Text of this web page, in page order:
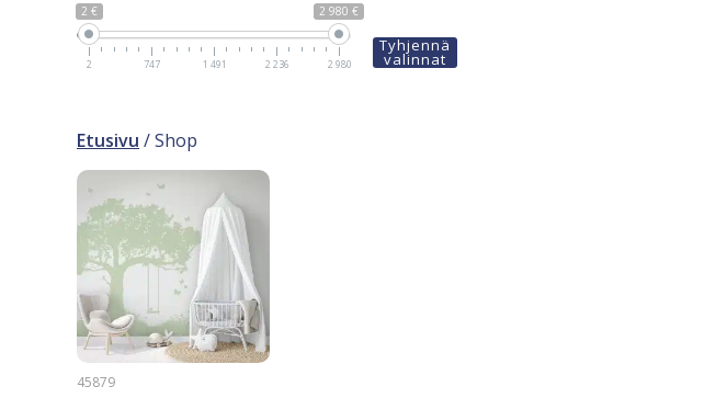
2 € 2 980 €
2 747 1 491 2 236 2 980
Tyhjennä
valinnat
Etusivu / Shop
45879